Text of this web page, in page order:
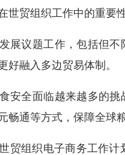
贸组织工作中的重要性
议题工作，包括但不
好融入多边贸易体制。
全面临越来越多的挑
畅通等方式，保障全球
组织电子商务工作计